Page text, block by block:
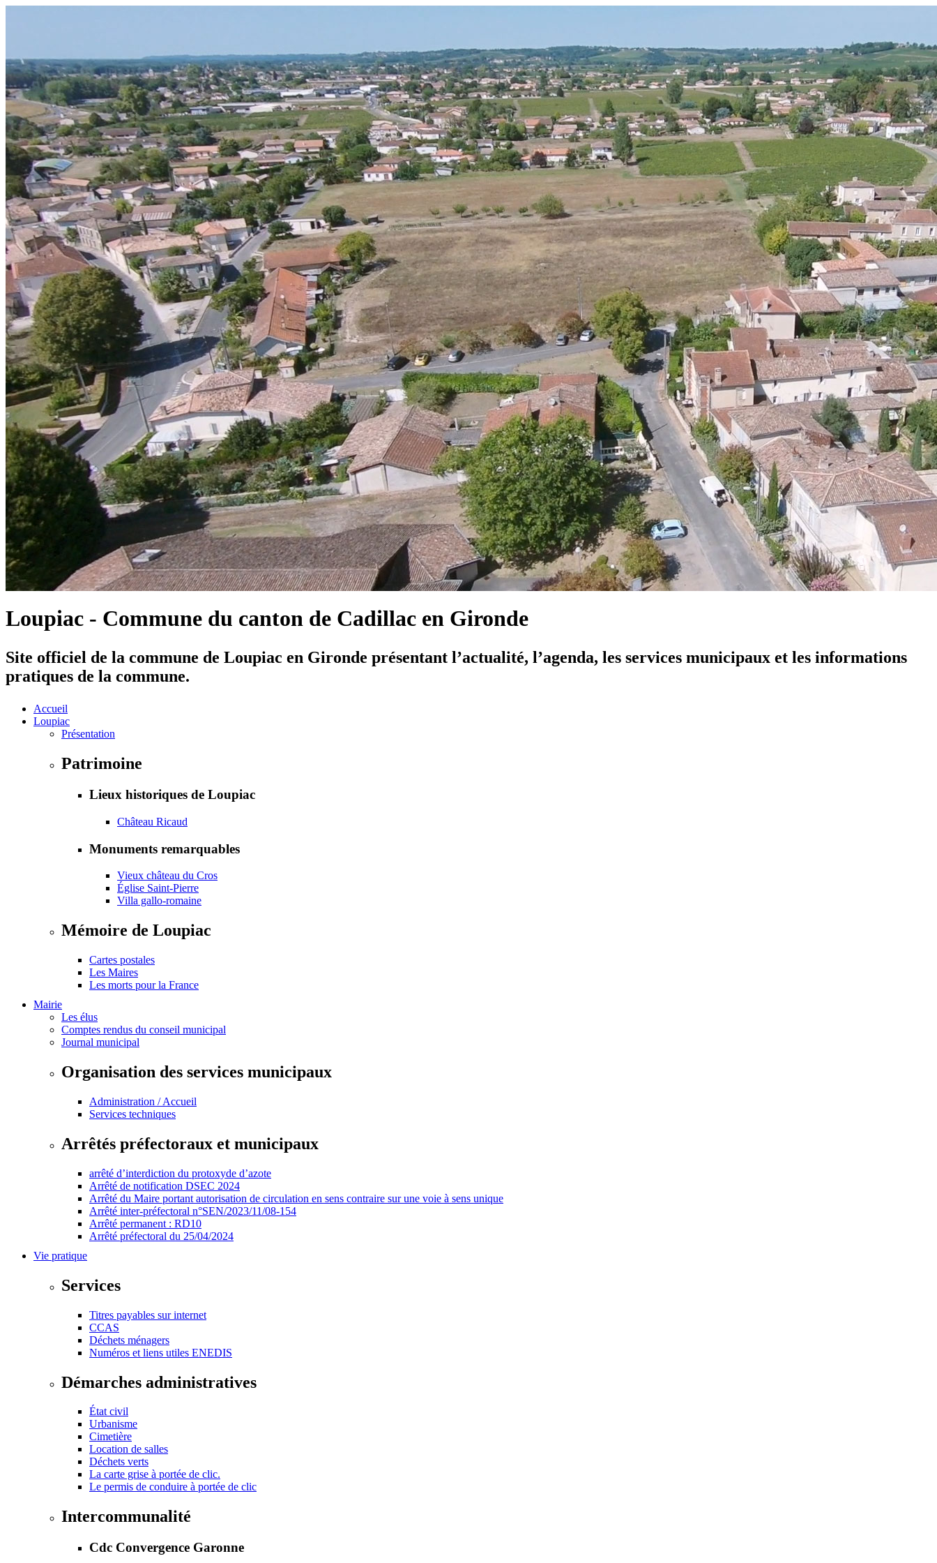
Loupiac - Commune du canton de Cadillac en Gironde
Site officiel de la commune de Loupiac en Gironde présentant l’actualité, l’agenda, les services municipaux et les informations
pratiques de la commune.
Accueil
Loupiac
Présentation
Patrimoine
Lieux historiques de Loupiac
Château Ricaud
Monuments remarquables
Vieux château du Cros
Église Saint-Pierre
Villa gallo-romaine
Mémoire de Loupiac
Cartes postales
Les Maires
Les morts pour la France
Mairie
Les élus
Comptes rendus du conseil municipal
Journal municipal
Organisation des services municipaux
Administration / Accueil
Services techniques
Arrêtés préfectoraux et municipaux
arrêté d’interdiction du protoxyde d’azote
Arrêté de notification DSEC 2024
Arrêté du Maire portant autorisation de circulation en sens contraire sur une voie à sens unique
Arrêté inter-préfectoral n°SEN/2023/11/08-154
Arrêté permanent : RD10
Arrêté préfectoral du 25/04/2024
Vie pratique
Services
Titres payables sur internet
CCAS
Déchets ménagers
Numéros et liens utiles ENEDIS
Démarches administratives
État civil
Urbanisme
Cimetière
Location de salles
Déchets verts
La carte grise à portée de clic.
Le permis de conduire à portée de clic
Intercommunalité
Cdc Convergence Garonne